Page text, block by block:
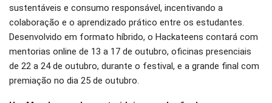
sustentáveis e consumo responsável, incentivando a
colaboração e o aprendizado prático entre os estudantes.
Desenvolvido em formato híbrido, o Hackateens contará com
mentorias online de 13 a 17 de outubro, oficinas presenciais
de 22 a 24 de outubro, durante o festival, e a grande final com
premiação no dia 25 de outubro.